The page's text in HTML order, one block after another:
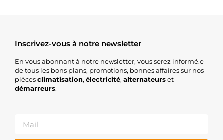
Inscrivez-vous à notre newsletter
En vous abonnant à notre newsletter, vous serez informé.e
de tous les bons plans, promotions, bonnes affaires sur nos
piècesclimatisation, électricité, alternateurset
démarreurs.